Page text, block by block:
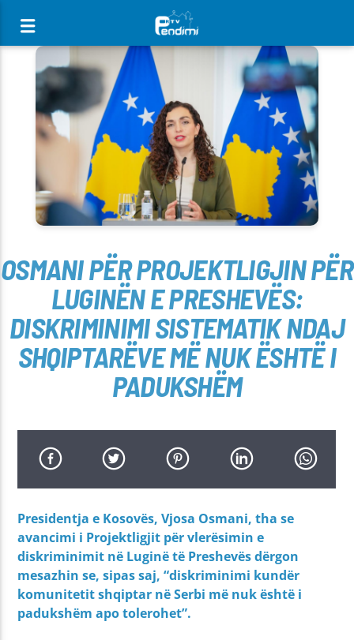
[There are no radio stations in the database]
OSMANI PËR PROJEKTLIGJIN PËR
LUGINËN E PRESHEVËS:
DISKRIMINIMI SISTEMATIK NDAJ
SHQIPTARËVE MË NUK ËSHTË I
PADUKSHËM
Presidentja e Kosovës, Vjosa Osmani, tha se
avancimi i Projektligjit për vlerësimin e
diskriminimit në Luginë të Preshevës dërgon
mesazhin se, sipas saj, “diskriminimi kundër
komunitetit shqiptar në Serbi më nuk është i
padukshëm apo tolerohet”.